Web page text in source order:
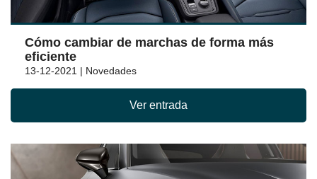
Cómo cambiar de marchas de forma más
eficiente
13-12-2021 | Novedades
Ver entrada